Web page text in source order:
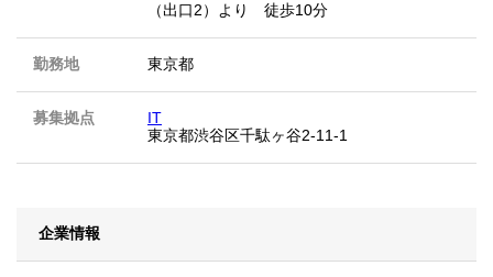
（出口2）より 徒歩10分
勤務地 東京都
募集拠点
IT
東京都渋谷区千駄ヶ谷2-11-1
企業情報